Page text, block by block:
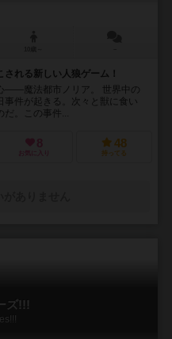
れる新しい人狼ゲーム！
――魔法都市ノリア。 世界中の
事件が起きる。次々と獣に食い
だ。この事件...
8
お気に入り
48
持ってる
ズ!!!